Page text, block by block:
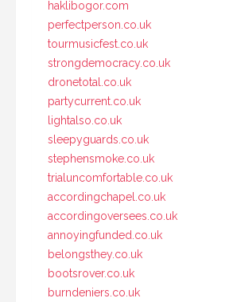
haklibogor.com
perfectperson.co.uk
tourmusicfest.co.uk
strongdemocracy.co.uk
dronetotal.co.uk
partycurrent.co.uk
lightalso.co.uk
sleepyguards.co.uk
stephensmoke.co.uk
trialuncomfortable.co.uk
accordingchapel.co.uk
accordingoversees.co.uk
annoyingfunded.co.uk
belongsthey.co.uk
bootsrover.co.uk
burndeniers.co.uk